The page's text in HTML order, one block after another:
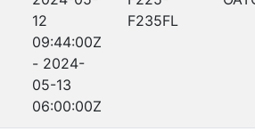
12
09:44:00Z
- 2024-
05-13
06:00:00Z
F235FL